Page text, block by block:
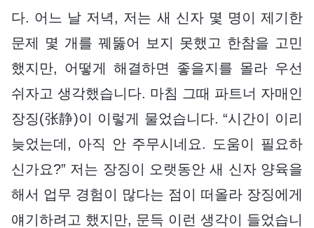
다. 어느 날 저녁, 저는 새 신자 몇 명이 제기한
문제 몇 개를 꿰뚫어 보지 못했고 한참을 고민
했지만, 어떻게 해결하면 좋을지를 몰라 우선
쉬자고 생각했습니다. 마침 그때 파트너 자매인
장징(张静)이 이렇게 물었습니다. “시간이 이리
늦었는데, 아직 안 주무시네요. 도움이 필요하
신가요?” 저는 장징이 오랫동안 새 신자 양육을
해서 업무 경험이 많다는 점이 떠올라 장징에게
얘기하려고 했지만, 문득 이런 생각이 들었습니